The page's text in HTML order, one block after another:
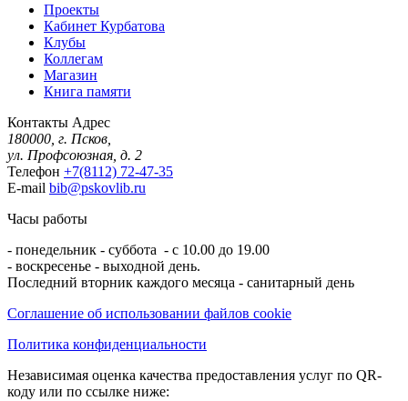
Проекты
Кабинет Курбатова
Клубы
Коллегам
Магазин
Книга памяти
Контакты Адрес
180000, г. Псков,
ул. Профсоюзная, д. 2
Телефон +7(8112) 72-47-35
E-mail bib@pskovlib.ru
Часы работы
- понедельник - суббота - с 10.00 до 19.00
- воскресенье - выходной день.
Последний вторник каждого месяца - санитарный день
Соглашение об использовании файлов cookie
Политика конфиденциальности
Независимая оценка качества предоставления услуг по QR-
коду или по ссылке ниже: